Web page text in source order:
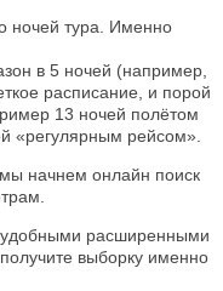
ночей тура. Именно
в 5 ночей (например,
расписание, и порой
13 ночей полётом
«регулярным рейсом».
начнем онлайн поиск
удобными расширенными
выборку именно